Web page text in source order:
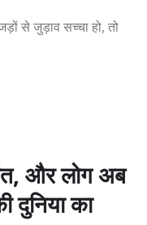
से जुड़ाव सच्चा हो, तो
और लोग अब
का